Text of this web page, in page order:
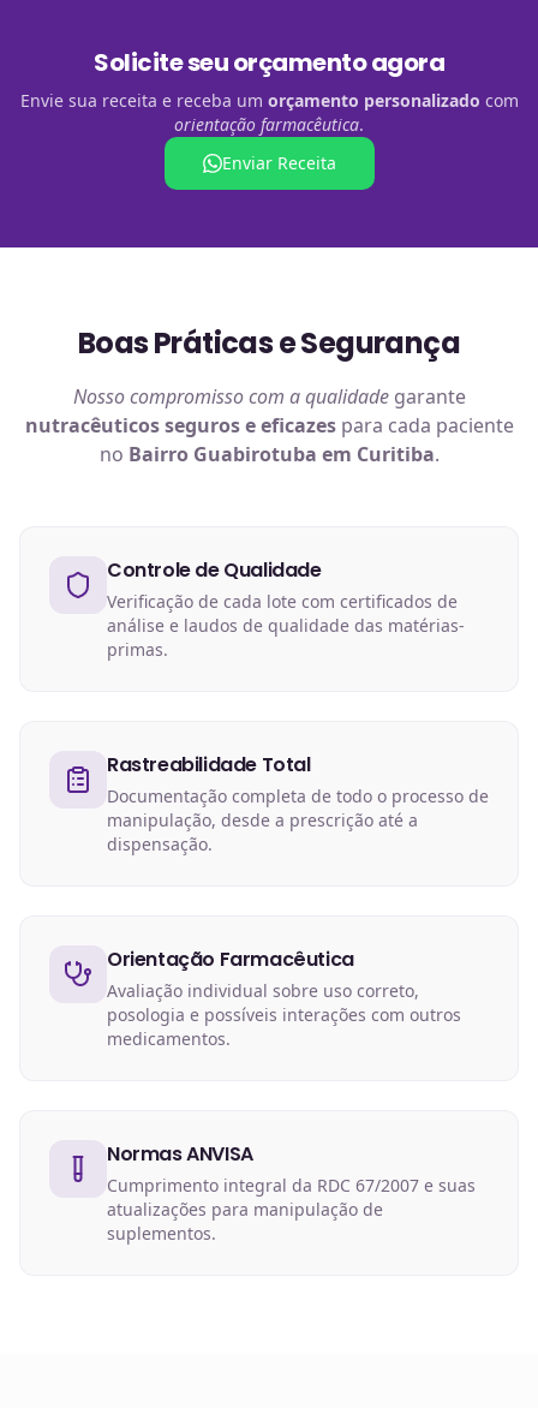
Solicite seu orçamento agora
Envie sua receita e receba um orçamento personalizado com
orientação farmacêutica.
Enviar Receita
Boas Práticas e Segurança
Nosso compromisso com a qualidadegarante
nutracêuticosseguros e eficazespara cada paciente
no Bairro Guabirotuba em Curitiba.
Controle de Qualidade
Verificação de cada lote com certificados de
análise e laudos de qualidade das matérias-
primas.
Rastreabilidade Total
Documentação completa de todo o processo de
manipulação, desde a prescrição até a
dispensação.
Orientação Farmacêutica
Avaliação individual sobre uso correto,
posologia e possíveis interações com outros
medicamentos.
Normas ANVISA
Cumprimento integral da RDC 67/2007 e suas
atualizações para manipulação de
suplementos.